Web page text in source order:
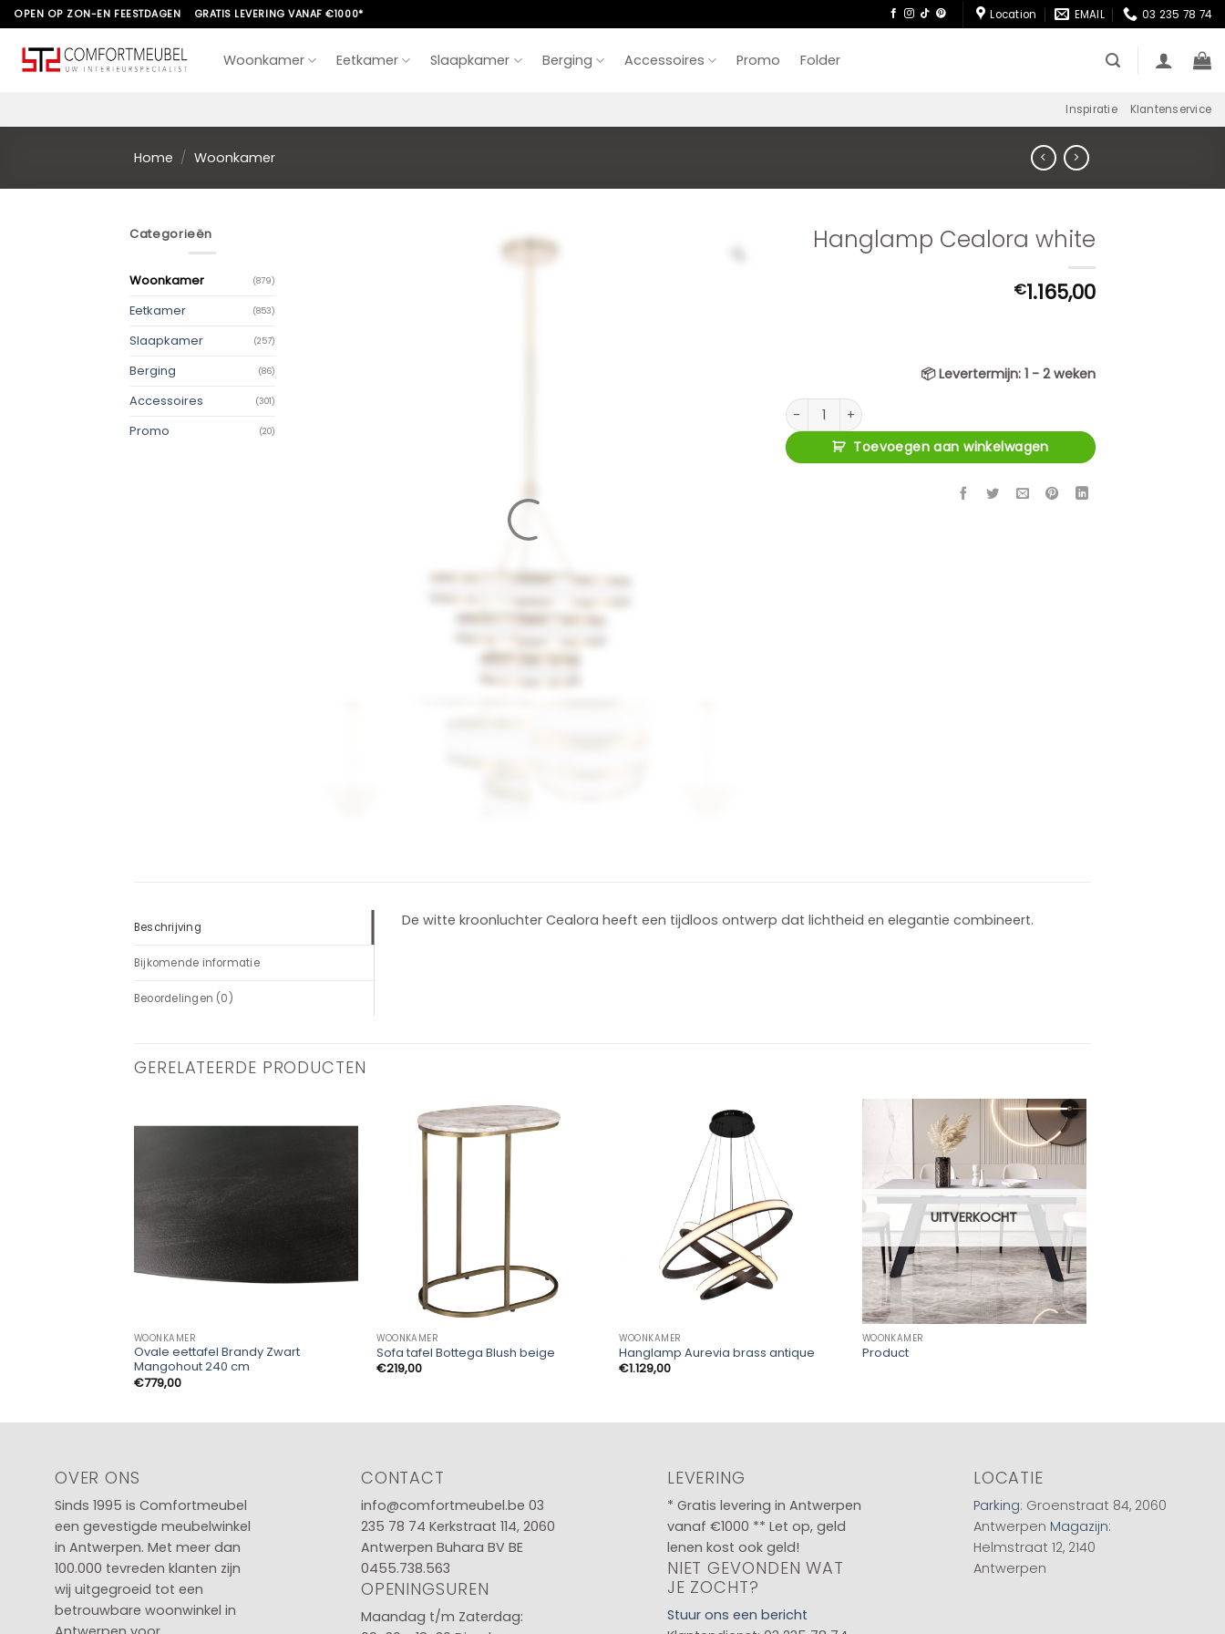
Skip
to
content
OPEN OP ZON-EN FEESTDAGEN GRATIS LEVERING VANAF €1000* Location EMAIL 03 235 78 74
Woonkamer Eetkamer Slaapkamer Berging Accessoires Promo Folder
Inspiratie Klantenservice
Home / Woonkamer
Categorieën
Woonkamer (879)
Eetkamer (853)
Slaapkamer (257)
Berging (86)
Accessoires (301)
Promo (20)
Hanglamp Cealora white
€1.165,00
📦Levertermijn: 1 - 2 weken
Hanglamp Cealora white aantal
Toevoegen aan winkelwagen
Beschrijving
Bijkomende informatie
Beoordelingen (0)
De witte kroonluchter Cealora heeft een tijdloos ontwerp dat lichtheid en elegantie combineert.
GERELATEERDE PRODUCTEN
WOONKAMER
Ovale eettafel Brandy Zwart
Mangohout 240 cm
€779,00
WOONKAMER
Sofa tafel Bottega Blush beige
€219,00
WOONKAMER
Hanglamp Aurevia brass antique
€1.129,00
UITVERKOCHT
WOONKAMER
Product
OVER ONS
Sinds 1995 is Comfortmeubel
een gevestigde meubelwinkel
in Antwerpen. Met meer dan
100.000 tevreden klanten zijn
wij uitgegroeid tot een
betrouwbare woonwinkel in
CONTACT
info@comfortmeubel.be 03
235 78 74 Kerkstraat 114, 2060
Antwerpen Buhara BV BE
0455.738.563
OPENINGSUREN
Maandag t/m Zaterdag:
LEVERING
* Gratis levering in Antwerpen
vanaf €1000 ** Let op, geld
lenen kost ook geld!
NIET GEVONDEN WAT
JE ZOCHT?
Stuur ons een bericht
LOCATIE
Parking: Groenstraat 84, 2060
Antwerpen Magazijn:
Helmstraat 12, 2140
Antwerpen